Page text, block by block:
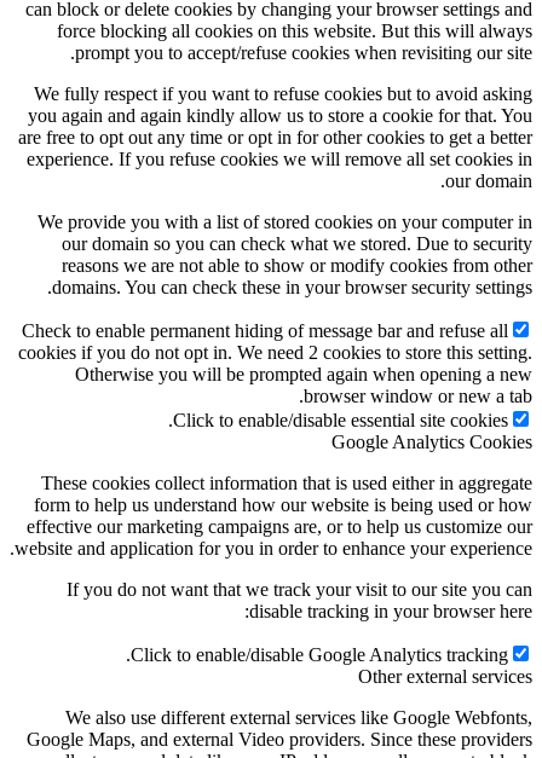
can block or delete cookies by changing your browser settings
force blocking all cookies on this website. But this will
prompt you to accept/refuse cookies when revisiting our
We fully respect if you want to refuse cookies but to avoid
you again and again kindly allow us to store a cookie for that.
are free to opt out any time or opt in for other cookies to get a
experience. If you refuse cookies we will remove all set
our
We provide you with a list of stored cookies on your
our domain so you can check what we stored. Due to
reasons we are not able to show or modify cookies from
domains. You can check these in your browser security
Check to enable permanent hiding of message bar and refuse
cookies if you do not opt in. We need 2 cookies to store this
Otherwise you will be prompted again when opening a
browser window or new a
Click to enable/disable essential site
Google Analytics
These cookies collect information that is used either in
form to help us understand how our website is being used or
effective our marketing campaigns are, or to help us
website and application for you in order to enhance your
If you do not want that we track your visit to our site you
disable tracking in your browser
Click to enable/disable Google Analytics
Other external
We also use different external services like Google
Google Maps, and external Video providers. Since these